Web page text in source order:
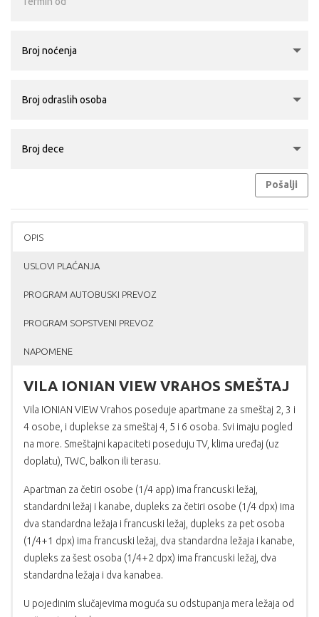
Pošalji
OPIS
USLOVI PLAĆANJA
PROGRAM AUTOBUSKI PREVOZ
PROGRAM SOPSTVENI PREVOZ
NAPOMENE
VILA IONIAN VIEW VRAHOS SMEŠTAJ
Vila IONIAN VIEW Vrahos poseduje apartmane za smeštaj 2, 3 i
4 osobe, i duplekse za smeštaj 4, 5 i 6 osoba. Svi imaju pogled
na more. Smeštajni kapaciteti poseduju TV, klima uređaj (uz
doplatu), TWC, balkon ili terasu.
Apartman za četiri osobe (1/4 app) ima francuski ležaj,
standardni ležaj i kanabe, dupleks za četiri osobe (1/4 dpx) ima
dva standardna ležaja i francuski ležaj, dupleks za pet osoba
(1/4+1 dpx) ima francuski ležaj, dva standardna ležaja i kanabe,
dupleks za šest osoba (1/4+2 dpx) ima francuski ležaj, dva
standardna ležaja i dva kanabea.
U pojedinim slučajevima moguća su odstupanja mera ležaja od